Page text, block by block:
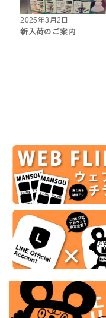
2025年3月2日
新入荷のご案内